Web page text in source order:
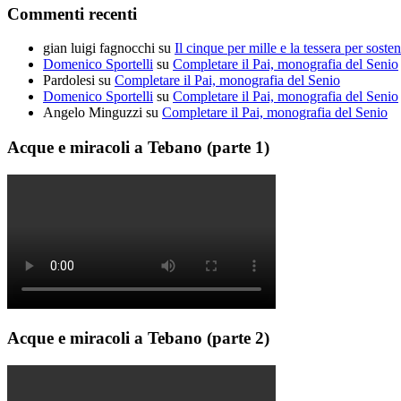
Commenti recenti
gian luigi fagnocchi su Il cinque per mille e la tessera per
Domenico Sportelli su Completare il Pai, monografia del Senio
Pardolesi su Completare il Pai, monografia del Senio
Domenico Sportelli su Completare il Pai, monografia del Senio
Angelo Minguzzi su Completare il Pai, monografia del Senio
Acque e miracoli a Tebano (parte 1)
Acque e miracoli a Tebano (parte 2)